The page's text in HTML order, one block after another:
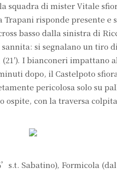
di mister Vitale
risponde presente
basso dalla sinistra di
si segnalano un tiro
I bianconeri impattano
dopo, il Castelpoto
pericolosa solo su
con la traversa
Sabatino), Formicola